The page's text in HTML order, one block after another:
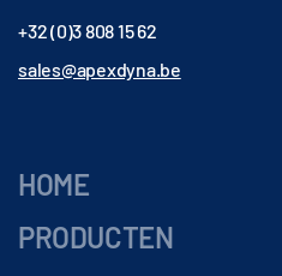
+32 (0)3 808 15 62
sales@apexdyna.be
HOME
PRODUCTEN